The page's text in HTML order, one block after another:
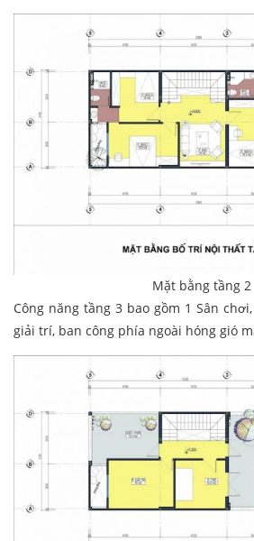
Mặt bằng tầng 2
Công năng tầng 3 bao gồm 1 Sân
giải trí, ban công phía ngoài hóng gió